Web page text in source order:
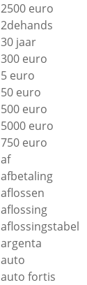
2500 euro
2dehands
30 jaar
300 euro
5 euro
50 euro
500 euro
5000 euro
750 euro
af
afbetaling
aflossen
aflossing
aflossingstabel
argenta
auto
auto fortis